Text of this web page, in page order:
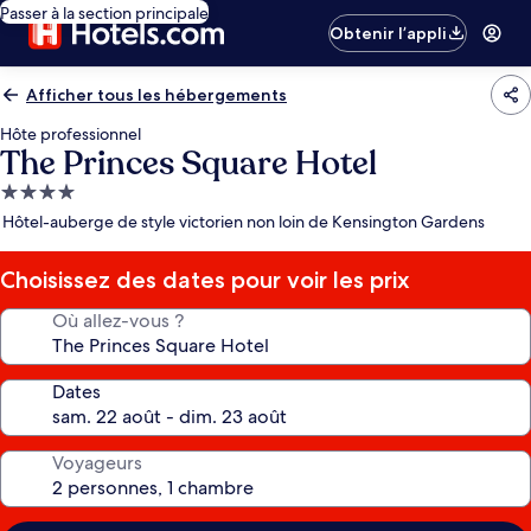
Passer à la section principale
Obtenir l’appli
Afficher tous les hébergements
Hôte professionnel
The Princes Square Hotel
Hébergement
4.0 étoiles
Hôtel-auberge de style victorien non loin de Kensington Gardens
Choisissez des dates pour voir les prix
Où allez-vous ?
Dates
Voyageurs